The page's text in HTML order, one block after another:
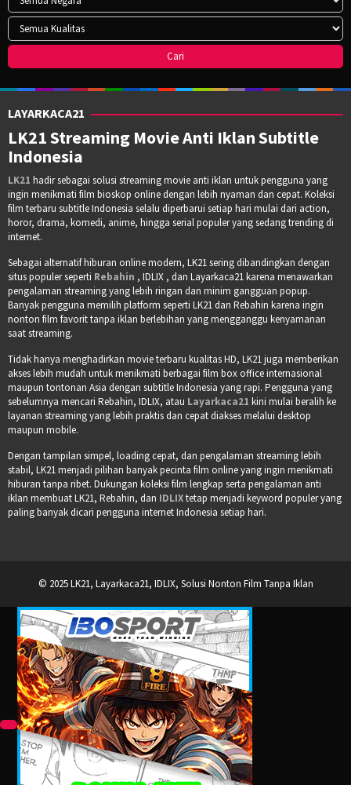
LAYARKACA21
LK21 Streaming Movie Anti Iklan Subtitle
Indonesia
LK21 hadir sebagai solusi streaming movie anti iklan untuk pengguna yang
ingin menikmati film bioskop online dengan lebih nyaman dan cepat. Koleksi
film terbaru subtitle Indonesia selalu diperbarui setiap hari mulai dari action,
horor, drama, komedi, anime, hingga serial populer yang sedang trending di
internet.
Sebagai alternatif hiburan online modern, LK21 sering dibandingkan dengan
situs populer seperti Rebahin , IDLIX , dan Layarkaca21 karena menawarkan
pengalaman streaming yang lebih ringan dan minim gangguan popup.
Banyak pengguna memilih platform seperti LK21 dan Rebahin karena ingin
nonton film favorit tanpa iklan berlebihan yang mengganggu kenyamanan
saat streaming.
Tidak hanya menghadirkan movie terbaru kualitas HD, LK21 juga memberikan
akses lebih mudah untuk menikmati berbagai film box office internasional
maupun tontonan Asia dengan subtitle Indonesia yang rapi. Pengguna yang
sebelumnya mencari Rebahin, IDLIX, atau Layarkaca21 kini mulai beralih ke
layanan streaming yang lebih praktis dan cepat diakses melalui desktop
maupun mobile.
Dengan tampilan simpel, loading cepat, dan pengalaman streaming lebih
stabil, LK21 menjadi pilihan banyak pecinta film online yang ingin menikmati
hiburan tanpa ribet. Dukungan koleksi film lengkap serta pengalaman anti
iklan membuat LK21, Rebahin, dan IDLIXtetap menjadi keyword populer yang
paling banyak dicari pengguna internet Indonesia setiap hari.
© 2025 LK21, Layarkaca21, IDLIX, Solusi Nonton Film Tanpa Iklan